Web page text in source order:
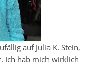
auf Julia K. Stein,
Ich hab mich wirklich